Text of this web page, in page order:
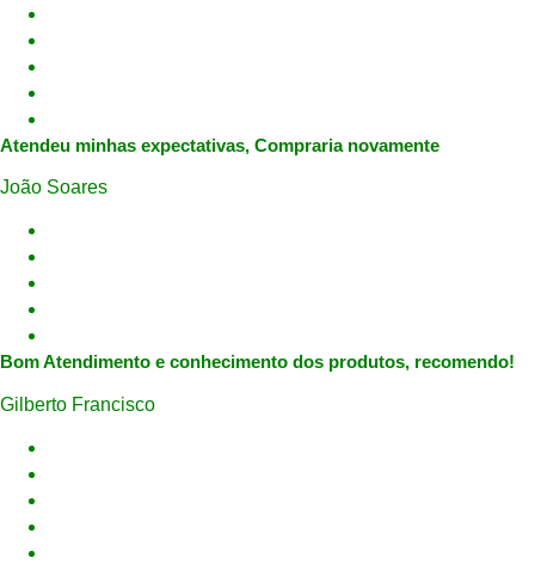
Atendeu minhas expectativas, Compraria novamente
João Soares
Bom Atendimento e conhecimento dos produtos, recomendo!
Gilberto Francisco